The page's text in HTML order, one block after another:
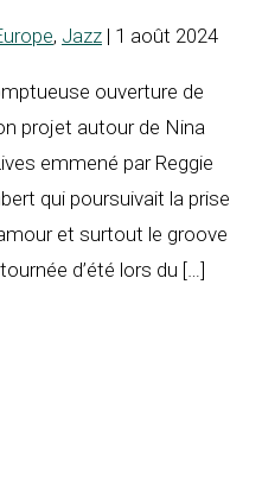
, Jazz | 1 août 2024
ouverture de
projet autour de Nina
emmené par Reggie
qui poursuivait la prise
et surtout le groove
d’été lors du […]